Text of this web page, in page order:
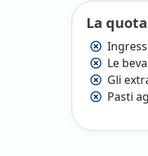
La
Le
Gli
Pasti